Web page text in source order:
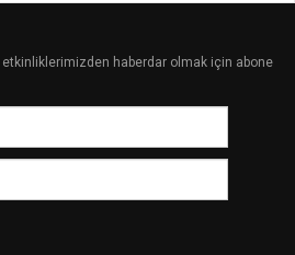
haberdar olmak için abone